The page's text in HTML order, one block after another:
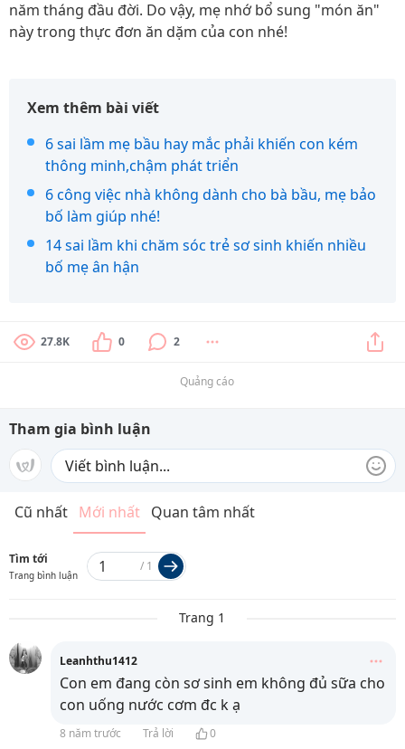
năm tháng đầu đời. Do vậy, mẹ nhớ bổ sung "món ăn"
này trong thực đơn ăn dặm của con nhé!
Xem thêm bài viết
6 sai lầm mẹ bầu hay mắc phải khiến con kém
thông minh,chậm phát triển
6 công việc nhà không dành cho bà bầu, mẹ bảo
bố làm giúp nhé!
14 sai lầm khi chăm sóc trẻ sơ sinh khiến nhiều
bố mẹ ân hận
27.8K 0 2
Quảng cáo
Tham gia bình luận
Cũ nhất Mới nhất Quan tâm nhất
Tìm tới
Trang bình luận
/ 1
Trang 1
Leanhthu1412
Con em đang còn sơ sinh em không đủ sữa cho
con uống nước cơm đc k ạ
8 năm trước Trả lời 0